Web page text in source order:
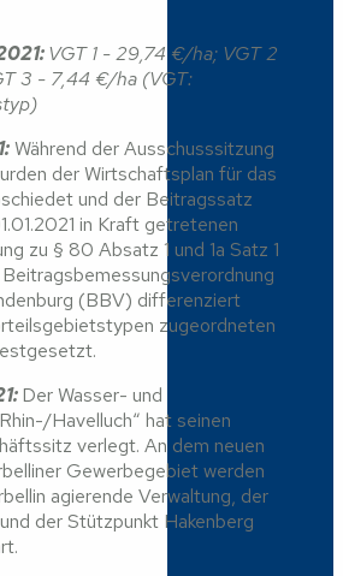
VGT 1 - 29,74 €/ha; VGT 2
3 - 7,44 €/ha (VGT:
Während der Ausschusssitzung
der Wirtschaftsplan für das
und der Beitragssatz
in Kraft getretenen
zu § 80 Absatz 1 und 1a Satz 1
(BBV) differenziert
zugeordneten
Der Wasser- und
Havelluch“ hat seinen
verlegt. An dem neuen
Gewerbegebiet werden
agierende Verwaltung, der
der Stützpunkt Hakenberg